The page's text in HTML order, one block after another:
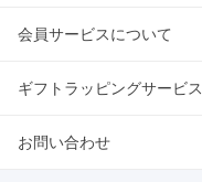
会員サービスについて
ギフトラッピングサービス
お問い合わせ